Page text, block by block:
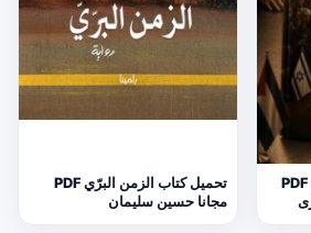
تحميل كتاب اسأل صهيونى PDF
تحميل كتاب الزمن البرّي PDF
مجانا حسين سليمان